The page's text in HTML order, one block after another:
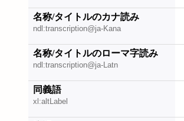
名称/タイトルのカナ読み
ndl:transcription@ja-Kana
名称/タイトルのローマ字読み
ndl:transcription@ja-Latn
同義語
xl:altLabel